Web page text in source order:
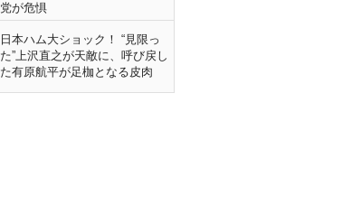
党が危惧
日本ハム大ショック！ “見限っ
た”上沢直之が天敵に、呼び戻し
た有原航平が足枷となる皮肉